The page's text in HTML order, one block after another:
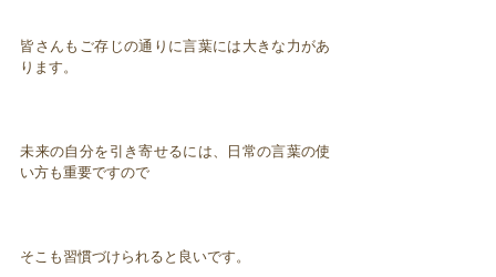
皆さんもご存じの通りに言葉には大きな力があ
ります。
未来の自分を引き寄せるには、日常の言葉の使
い方も重要ですので
そこも習慣づけられると良いです。